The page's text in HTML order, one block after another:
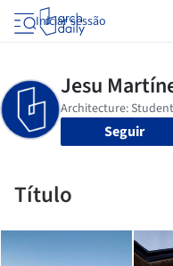
Iniciar sessão
Seguir
Título